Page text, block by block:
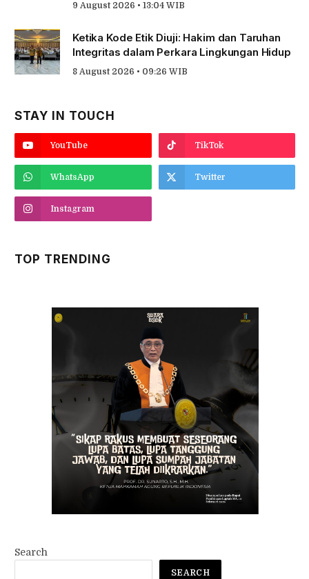
9 August 2026 • 13:04 WIB
Ketika Kode Etik Diuji: Hakim dan Taruhan
Integritas dalam Perkara Lingkungan Hidup
8 August 2026 • 09:26 WIB
STAY IN TOUCH
YouTube TikTok
WhatsApp Twitter
Instagram
TOP TRENDING
Search
SEARCH